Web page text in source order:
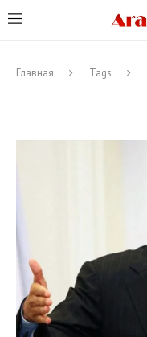
Главная Tags